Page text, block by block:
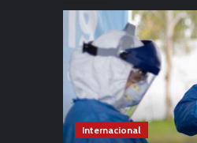
Internacional
Viral
Fin del mundo